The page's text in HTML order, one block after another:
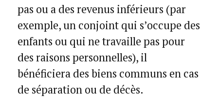
pas ou a des revenus inférieurs (par
exemple, un conjoint qui s’occupe des
enfants ou qui ne travaille pas pour
des raisons personnelles), il
bénéficiera des biens communs en cas
de séparation ou de décès.